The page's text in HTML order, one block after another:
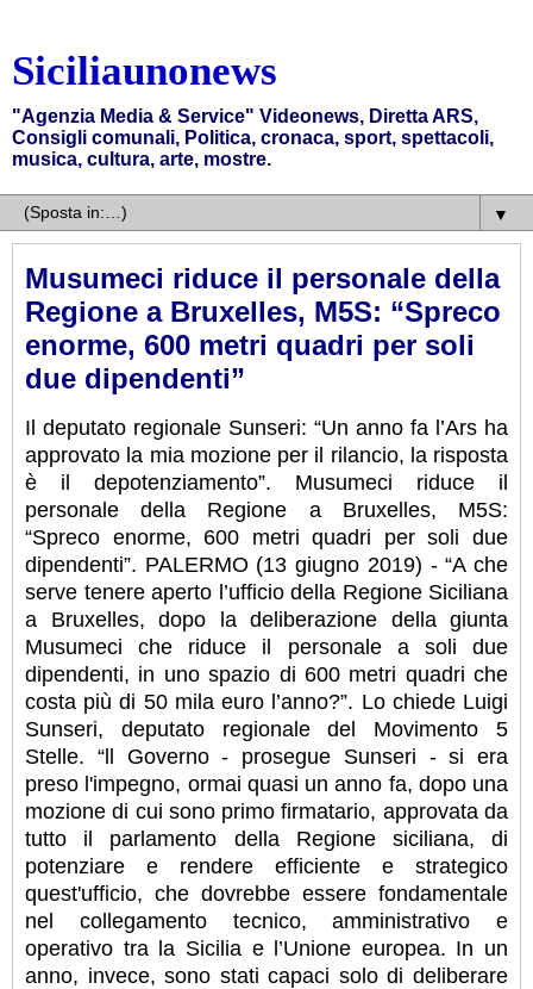
Siciliaunonews
"Agenzia Media & Service" Videonews, Diretta ARS,
Consigli comunali, Politica, cronaca, sport, spettacoli,
musica, cultura, arte, mostre.
▼
Musumeci riduce il personale della
Regione a Bruxelles, M5S: “Spreco
enorme, 600 metri quadri per soli
due dipendenti”
Il deputato regionale Sunseri: “Un anno fa l’Ars ha
approvato la mia mozione per il rilancio, la risposta
è il depotenziamento”. Musumeci riduce il
personale della Regione a Bruxelles, M5S:
“Spreco enorme, 600 metri quadri per soli due
dipendenti”. PALERMO (13 giugno 2019) - “A che
serve tenere aperto l’ufficio della Regione Siciliana
a Bruxelles, dopo la deliberazione della giunta
Musumeci che riduce il personale a soli due
dipendenti, in uno spazio di 600 metri quadri che
costa più di 50 mila euro l’anno?”. Lo chiede Luigi
Sunseri, deputato regionale del Movimento 5
Stelle. “ll Governo - prosegue Sunseri - si era
preso l'impegno, ormai quasi un anno fa, dopo una
mozione di cui sono primo firmatario, approvata da
tutto il parlamento della Regione siciliana, di
potenziare e rendere efficiente e strategico
quest'ufficio, che dovrebbe essere fondamentale
nel collegamento tecnico, amministrativo e
operativo tra la Sicilia e l’Unione europea. In un
anno, invece, sono stati capaci solo di deliberare